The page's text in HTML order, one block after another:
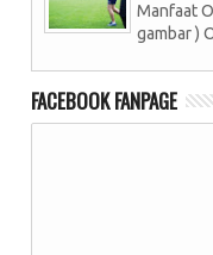
Manfaat
gambar )
FACEBOOK FANPAGE